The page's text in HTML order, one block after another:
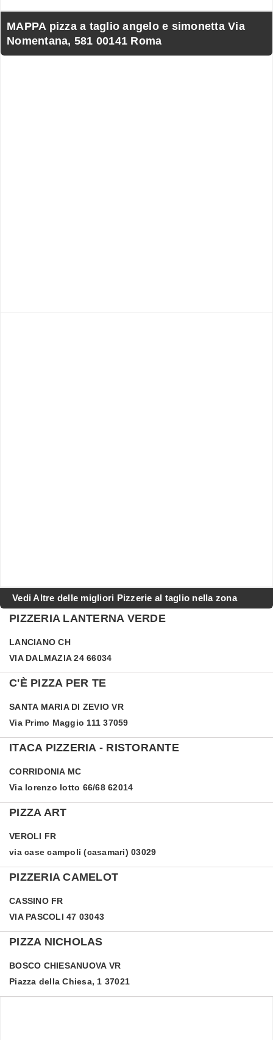
MAPPA pizza a taglio angelo e simonetta Via
Nomentana, 581 00141 Roma
Vedi Altre delle migliori Pizzerie al taglio nella zona
PIZZERIA LANTERNA VERDE
LANCIANO CH
VIA DALMAZIA 24 66034
C'È PIZZA PER TE
SANTA MARIA DI ZEVIO VR
Via Primo Maggio 111 37059
ITACA PIZZERIA - RISTORANTE
CORRIDONIA MC
Via lorenzo lotto 66/68 62014
PIZZA ART
VEROLI FR
via case campoli (casamari) 03029
PIZZERIA CAMELOT
CASSINO FR
VIA PASCOLI 47 03043
PIZZA NICHOLAS
BOSCO CHIESANUOVA VR
Piazza della Chiesa, 1 37021